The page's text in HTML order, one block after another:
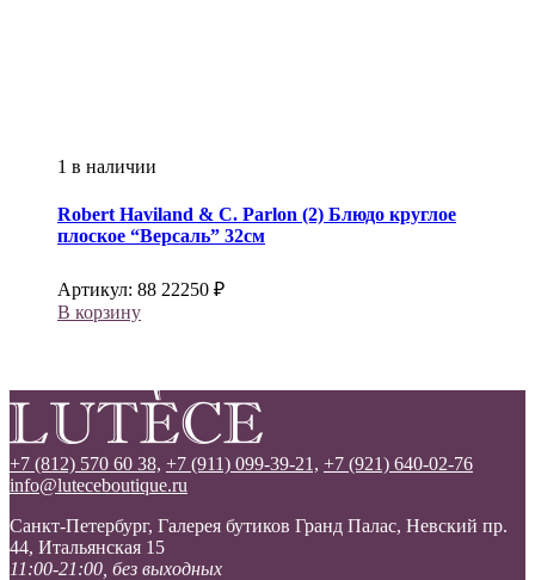
1 в наличии
Robert Haviland & C. Parlon (2) Блюдо круглое
плоское “Версаль” 32см
Артикул: 88 22250 ₽
В корзину
+7 (812) 570 60 38, +7 (911) 099-39-21, +7 (921) 640-02-76
info@luteceboutique.ru
Санкт-Петербург, Галерея бутиков Гранд Палас, Невский пр.
44, Итальянская 15
11:00-21:00, без выходных